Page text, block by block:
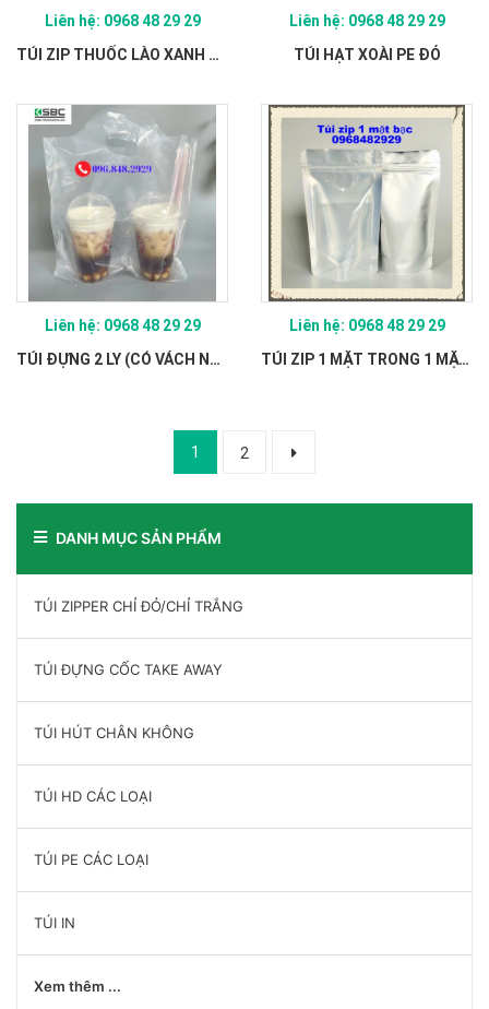
Liên hệ: 0968 48 29 29
TÚI ZIP THUỐC LÀO XANH KHÔNG IN
Liên hệ: 0968 48 29 29
TÚI HẠT XOÀI PE ĐỎ
Liên hệ: 0968 48 29 29
TÚI ĐỰNG 2 LY (CÓ VÁCH NGĂN)
Liên hệ: 0968 48 29 29
TÚI ZIP 1 MẶT TRONG 1 MẶT BẠC ĐÁY ĐỨNG (ZIP GHÉP) ĐỦ SIZE
1 2
DANH MỤC SẢN PHẨM
TÚI ZIPPER CHỈ ĐỎ/CHỈ TRẮNG
TÚI ĐỰNG CỐC TAKE AWAY
TÚI HÚT CHÂN KHÔNG
TÚI HD CÁC LOẠI
TÚI PE CÁC LOẠI
TÚI IN
Xem thêm ...